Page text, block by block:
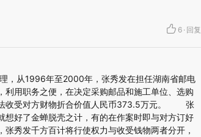
6 · 回复
从1996年至2000年，张秀发在担任湖南省邮电
用职务之便，在决定采购邮品和施工单位、选购
法收受对方财物折合价值人民币373.5万元。 张
好了金蝉脱壳之计，有的在作案时即与对方订好
秀发千方百计将行使权力与收受钱物两者分开，